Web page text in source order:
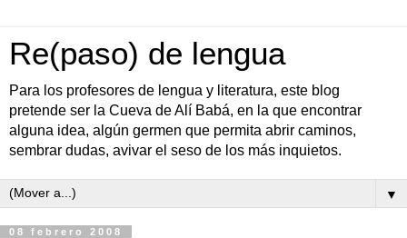
Re(paso) de lengua
Para los profesores de lengua y literatura, este blog
pretende ser la Cueva de Alí Babá, en la que encontrar
alguna idea, algún germen que permita abrir caminos,
sembrar dudas, avivar el seso de los más inquietos.
▼
08 febrero 2008